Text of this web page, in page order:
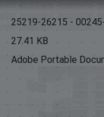
25219-26215 -
27.41 KB
Adobe Portable